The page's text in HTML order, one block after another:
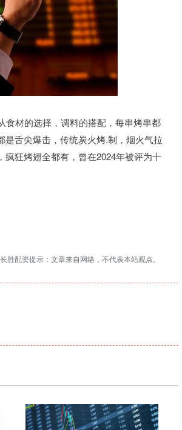
食材的选择，调料的搭配，每串烤串都
舌尖爆击，传统炭火烤.制，烟火气拉
狂烤翅全都有，曾在2024年被评为十
长胜配资提示：文章来自网络，不代表本站观点。
300 4694.44 43.13